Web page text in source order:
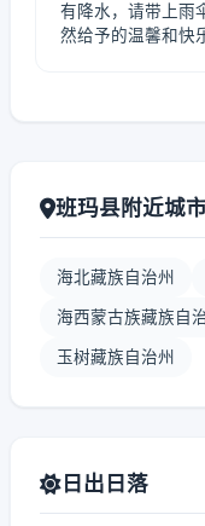
有降水，请带上雨
然给予的温馨和快
班玛县附近城
海北藏族自治州
海西蒙古族藏族自
玉树藏族自治州
日出日落